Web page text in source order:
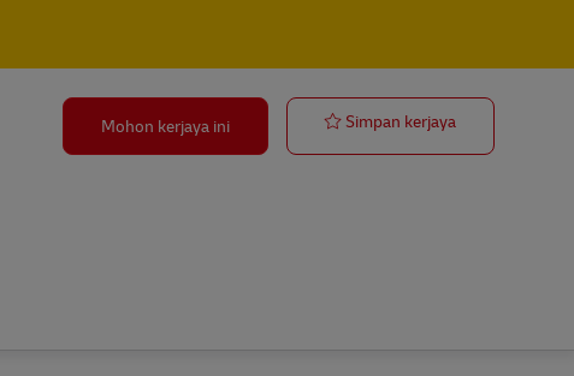
Mohon kerjaya ini Simpan kerjayaLkw Fahrer –